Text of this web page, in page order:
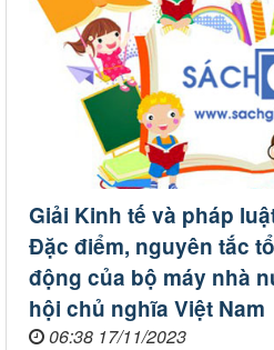
Giải Kinh tế và pháp
Đặc điểm, nguyên tắc
động của bộ máy nhà
hội chủ nghĩa Việt Nam
06:38 17/11/2023